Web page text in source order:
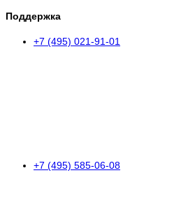
Поддержка
+7 (495) 021-91-01
+7 (495) 585-06-08